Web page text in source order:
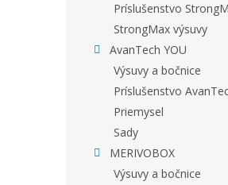
Príslušenstvo
StrongMax výsuvy
AvanTech YOU
Výsuvy a bočnice
Príslušenstvo
Priemysel
Sady
MERIVOBOX
Výsuvy a bočnice